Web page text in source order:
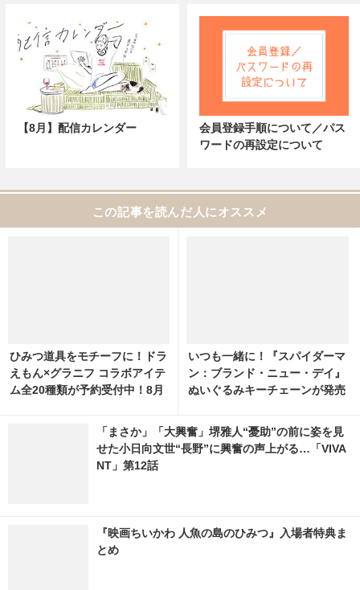
【8月】配信カレンダー
会員登録手順について／パス
ワードの再設定について
この記事を読んだ人にオススメ
ひみつ道具をモチーフに！ドラ
えもん×グラニフ コラボアイテ
ム全20種類が予約受付中！8月
画像 | cinemacafe.net
いつも一緒に！『スパイダーマ
ン：ブランド・ニュー・デイ』
ぬいぐるみキーチェーンが発売
「まさか」「大興奮」堺雅人“憂助”の前に姿を見
せた小日向文世“長野”に興奮の声上がる…「VIVA
NT」第12話
『映画ちいかわ 人魚の島のひみつ』入場者特典ま
とめ